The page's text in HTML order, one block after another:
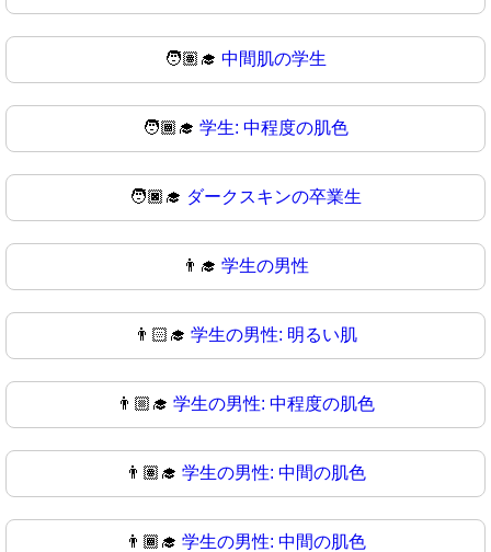
🧑🏽‍🎓 中間肌の学生
🧑🏾‍🎓 学生: 中程度の肌色
🧑🏿‍🎓 ダークスキンの卒業生
👨‍🎓 学生の男性
👨🏻‍🎓 学生の男性: 明るい肌
👨🏼‍🎓 学生の男性: 中程度の肌色
👨🏽‍🎓 学生の男性: 中間の肌色
👨🏾‍🎓 学生の男性: 中間の肌色